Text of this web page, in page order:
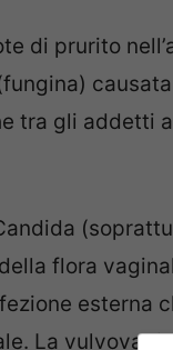
di prurito
tra gli addetti
flora
esterna
La